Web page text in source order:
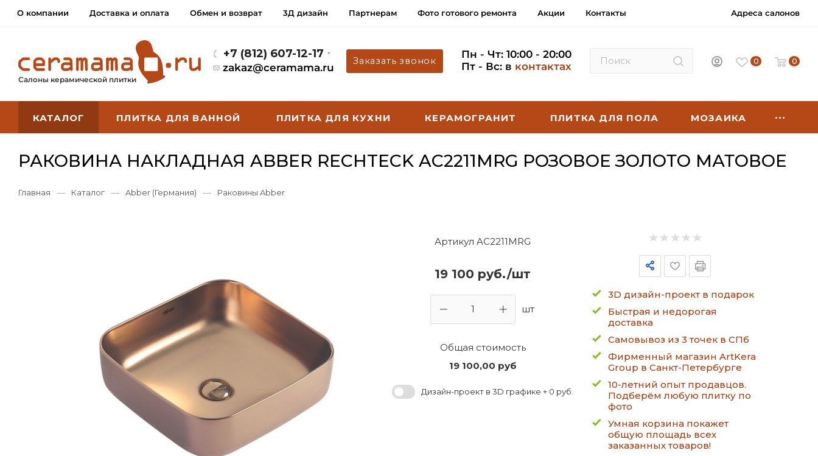
О компании Доставка и оплата Обмен и возврат 3Д дизайн Партнерам Фото готового ремонта Акции Контакты Адреса салонов
Салоны керамической плитки
+7 (812) 607-12-17
zakaz@ceramama.ru
Заказать звонок
Пн - Чт: 10:00 - 20:00
Пт - Вс: в контактах 0 0
КАТАЛОГ ПЛИТКА ДЛЯ ВАННОЙ ПЛИТКА ДЛЯ КУХНИ КЕРАМОГРАНИТ ПЛИТКА ДЛЯ ПОЛА МОЗАИКА
РАКОВИНА НАКЛАДНАЯ ABBER RECHTECK AC2211MRG РОЗОВОЕ ЗОЛОТО МАТОВОЕ
Главная — Каталог — Abber (Германия) — Раковины Abber
Артикул AC2211MRG
19 100 руб./шт
шт
Общая стоимость
19 100,00 руб
Дизайн-проект в 3D графике + 0 руб.
3D дизайн-проект в подарок
Быстрая и недорогая
доставка
Самовывоз из 3 точек в СПб
Фирменный магазин ArtKera
Group в Санкт-Петербурге
10-летний опыт продавцов.
Подберём любую плитку по
фото
Умная корзина покажет
общую площадь всех
заказанных товаров!